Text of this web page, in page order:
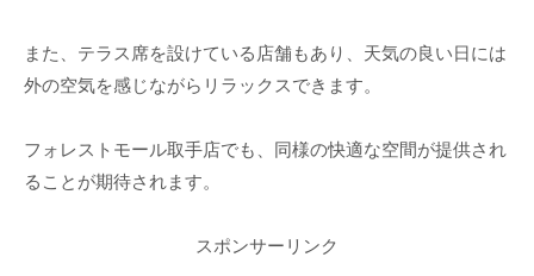
また、テラス席を設けている店舗もあり、天気の良い日には
外の空気を感じながらリラックスできます。
フォレストモール取手店でも、同様の快適な空間が提供され
ることが期待されます。
スポンサーリンク